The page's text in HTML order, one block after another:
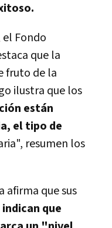
Fondo
que la
fruto de la
ilustra que los
están
el tipo de
resumen los
afirma que sus
que